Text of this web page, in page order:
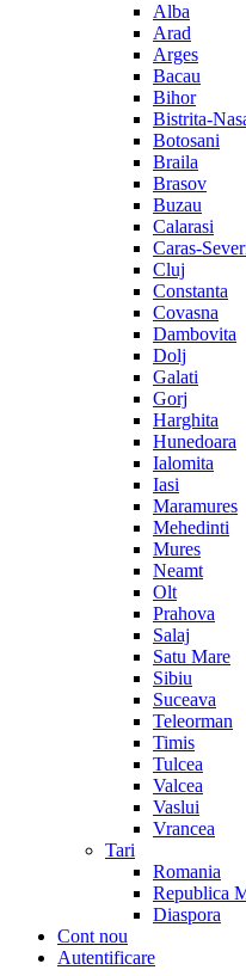
Alba
Arad
Arges
Bacau
Bihor
Bistrita-
Botosani
Braila
Brasov
Buzau
Calarasi
Caras-
Cluj
Constanta
Covasna
Dambovita
Dolj
Galati
Gorj
Harghita
Hunedoara
Ialomita
Iasi
Maramures
Mehedinti
Mures
Neamt
Olt
Prahova
Salaj
Satu Mare
Sibiu
Suceava
Teleorman
Timis
Tulcea
Valcea
Vaslui
Vrancea
Tari
Romania
Republica
Diaspora
Cont nou
Autentificare